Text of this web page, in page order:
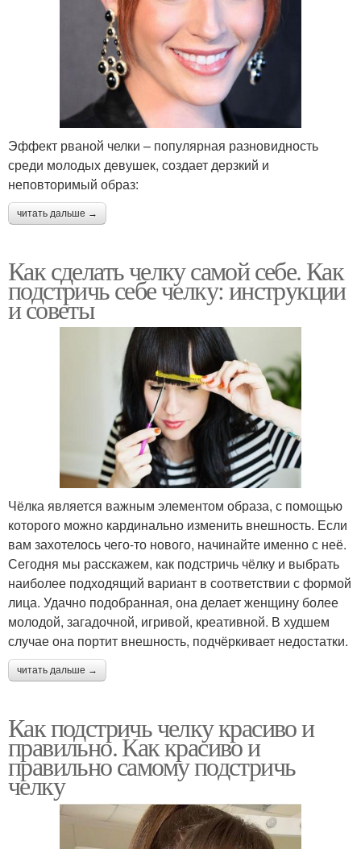
Эффект рваной челки – популярная разновидность
среди молодых девушек, создает дерзкий и
неповторимый образ:
читать дальше →
Как сделать челку самой себе. Как
подстричь себе челку: инструкции
и советы
Чёлка является важным элементом образа, с помощью
которого можно кардинально изменить внешность. Если
вам захотелось чего-то нового, начинайте именно с неё.
Сегодня мы расскажем, как подстричь чёлку и выбрать
наиболее подходящий вариант в соответствии с формой
лица. Удачно подобранная, она делает женщину более
молодой, загадочной, игривой, креативной. В худшем
случае она портит внешность, подчёркивает недостатки.
читать дальше →
Как подстричь челку красиво и
правильно. Как красиво и
правильно самому подстричь
челку